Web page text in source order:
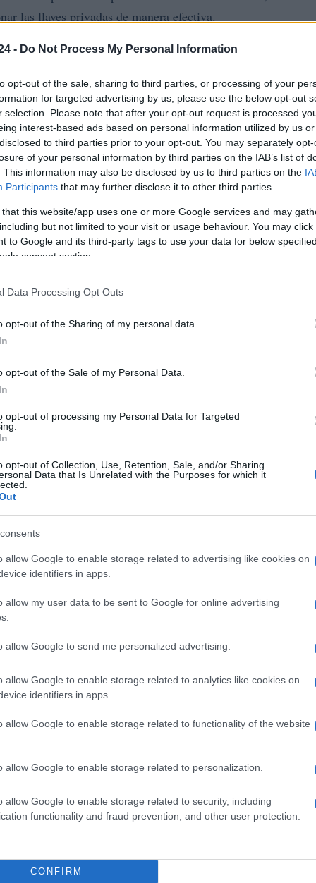
- Do Not Process My Personal Information
opt-out of the sale, sharing to third parties, or processing of your
for targeted advertising by us, please use the below opt-out
selection. Please note that after your opt-out request is processed
interest-based ads based on personal information utilized by us
to third parties prior to your opt-out. You may separately
of your personal information by third parties on the IAB’s list of
This information may also be disclosed by us to third parties on the
Participants that may further disclose it to other third parties.
that this website/app uses one or more Google services and may
but not limited to your visit or usage behaviour. You may
to Google and its third-party tags to use your data for below
consent section.
Data Processing Opt Outs
opt-out of the Sharing of my personal data.
opt-out of the Sale of my Personal Data.
opt-out of processing my Personal Data for Targeted
opt-out of Collection, Use, Retention, Sale, and/or Sharing
Data that Is Unrelated with the Purposes for which it
allow Google to enable storage related to advertising like cookies on
identifiers in apps.
allow my user data to be sent to Google for online advertising
allow Google to send me personalized advertising.
allow Google to enable storage related to analytics like cookies on
identifiers in apps.
allow Google to enable storage related to functionality of the website
allow Google to enable storage related to personalization.
allow Google to enable storage related to security, including
functionality and fraud prevention, and other user protection.
CONFIRM
las llaves privadas de manera efectiva.
fundamental debido a la naturaleza irreversible de
el proceso de retiro o una mala gestión de las llaves
de los fondos. Por ello, es esencial seguir buenas
proteger los activos digitales.
los pasos para retirar criptomonedas de un
calientes, la importancia de las copias de seguridad
evitar errores comunes.
de un exchange
planificación y atención a los detalles. A
realizar este proceso de manera segura:
puede resultar en la pérdida de los fondos.
de red pueden variar significativamente dependiendo de la
actuales y ajustar el monto del retiro en
de confirmación de una transacción puede variar
el tiempo estimado de confirmación para planificar el
y revisadas las comisiones, inicia el proceso de retiro en el
proporcionadas por la plataforma.
confirme correctamente.
y calientes
para custodiar criptomonedas. Cada una
de las necesidades específicas del usuario.